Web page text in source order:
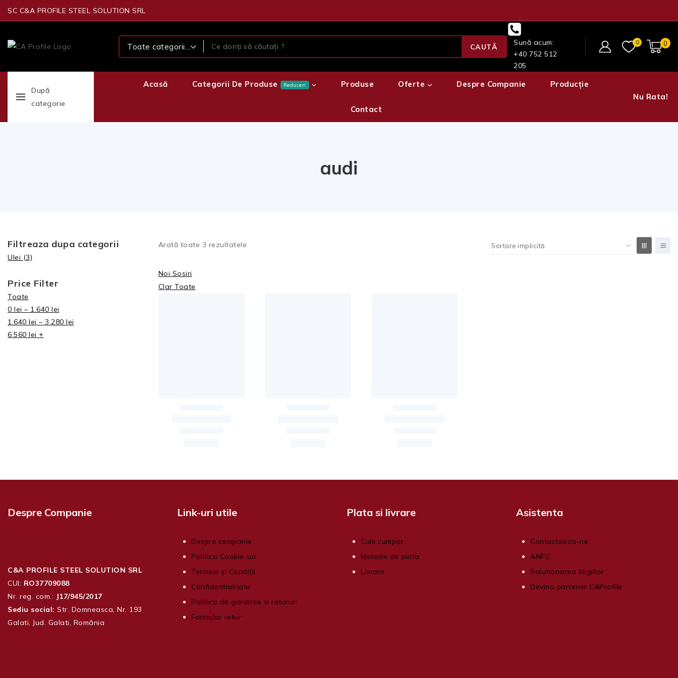
SC C&A PROFILE STEEL SOLUTION SRL
CAUTĂ
Sună acum:
+40 752 512
205
0 0
După
categorie
Acasă Categorii De Produse Reduceri Produse Oferte Despre Companie Producție
Contact
Nu Rata!
audi
Arată toate 3 rezultatele
Noi Sosiri
Clar Toate
Filtreaza dupa categorii
Ulei (3)
Price Filter
Toate
0 lei – 1.640 lei
1.640 lei – 3.280 lei
6.560 lei +
Despre Companie
C&A PROFILE STEEL SOLUTION SRL
CUI: RO37709088
Nr. reg. com.: J17/945/2017
Sediu social: Str. Domneasca, Nr. 193
Galati, Jud. Galati, România
Link-uri utile
Despre companie
Politica Cookie-uri
Termeni și Condiții
Confidentialitate
Politica de garantie si retururi
Formular retur
Plata si livrare
Cum cumpar
Metode de plata
Livrare
Asistenta
Contacteaza-ne
ANPC
Solutionarea litigiilor
Devino partener CAProfile